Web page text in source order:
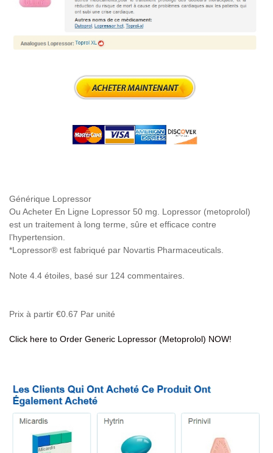
Générique Lopressor
Ou Acheter En Ligne Lopressor 50 mg. Lopressor (metoprolol)
est un traitement à long terme, sûre et efficace contre
l’hypertension.
*Lopressor® est fabriqué par Novartis Pharmaceuticals.
Note 4.4 étoiles, basé sur 124 commentaires.
Prix à partir €0.67 Par unité
Click here to Order Generic Lopressor (Metoprolol) NOW!